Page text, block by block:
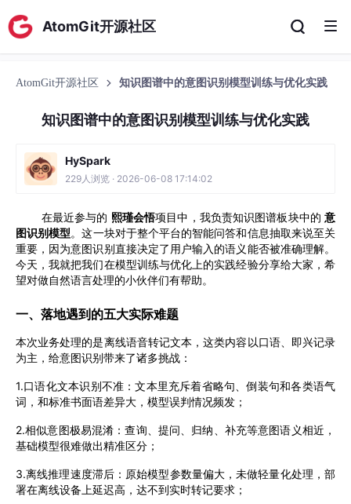
AtomGit开源社区
AtomGit开源社区 知识图谱中的意图识别模型训练与优化实践
知识图谱中的意图识别模型训练与优化实践
HySpark
229人浏览 · 2026-06-08 17:14:02
在最近参与的 熙瑾会悟项目中，我负责知识图谱板块中的意
图识别模型。这一块对于整个平台的智能问答和信息抽取来说至关
重要，因为意图识别直接决定了用户输入的语义能否被准确理解。
今天，我就把我们在模型训练与优化上的实践经验分享给大家，希
望对做自然语言处理的小伙伴们有帮助。
一、落地遇到的五大实际难题
本次业务处理的是离线语音转记文本，这类内容以口语、即兴记录
为主，给意图识别带来了诸多挑战：
1.口语化文本识别不准：文本里充斥着省略句、倒装句和各类语气
词，和标准书面语差异大，模型误判情况频发；
2.相似意图极易混淆：查询、提问、归纳、补充等意图语义相近，
基础模型很难做出精准区分；
3.离线推理速度滞后：原始模型参数量偏大，未做轻量化处理，部
署在离线设备上延迟高，达不到实时转记要求；